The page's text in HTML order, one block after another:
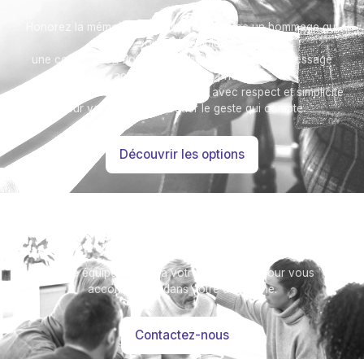
Honorez la mémoire de votre proche avec un hommage qui
vous ressemble :
une composition florale, un arbre, ou encore un message
accompagné d'une photo.
Toutes nos options sont présentées avec respect et simplicité
pour vous aider à marquer le geste qui compte.
Découvrir les options
Notre équipe se tient à votre disposition pour vous
accompagner dans votre démarche.
Contactez-nous